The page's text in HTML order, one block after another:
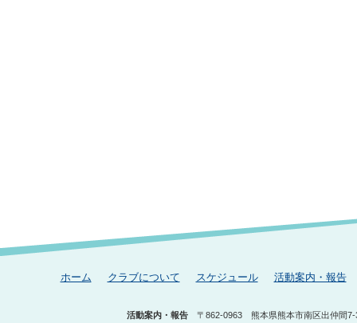
ホーム クラブについて スケジュール 活動案内・報告
活動案内・報告 〒862-0963 熊本県熊本市南区出仲間